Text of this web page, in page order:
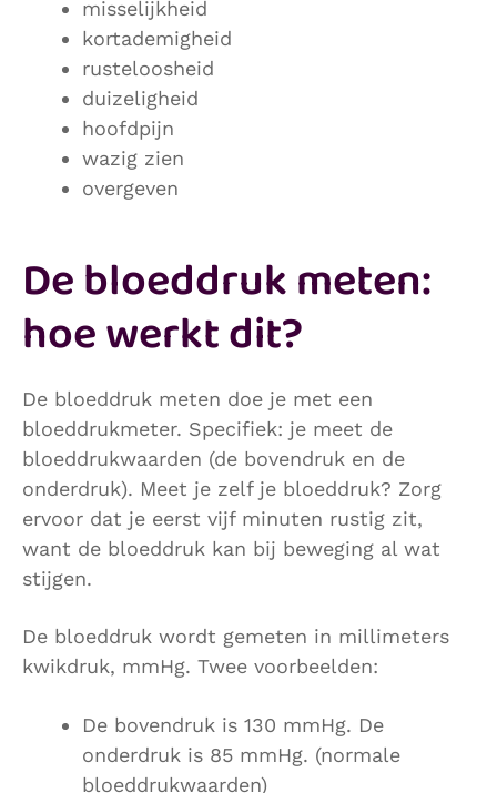
misselijkheid
kortademigheid
rusteloosheid
duizeligheid
hoofdpijn
wazig zien
overgeven
De bloeddruk meten:
hoe werkt dit?
De bloeddruk meten doe je met een
bloeddrukmeter. Specifiek: je meet de
bloeddrukwaarden (de bovendruk en de
onderdruk). Meet je zelf je bloeddruk? Zorg
ervoor dat je eerst vijf minuten rustig zit,
want de bloeddruk kan bij beweging al wat
stijgen.
De bloeddruk wordt gemeten in millimeters
kwikdruk, mmHg. Twee voorbeelden:
De bovendruk is 130 mmHg. De
onderdruk is 85 mmHg. (normale
bloeddrukwaarden)